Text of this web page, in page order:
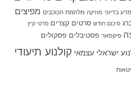
מדע בדיוני מוזיקה מלחמת הכוכבים מפיצים
סיכום חודש סרטים קצרים סרטי קיץ
פיקסאר פסטיבלים פסקולים
ישראלי עצמאי קולנוע תיעודי